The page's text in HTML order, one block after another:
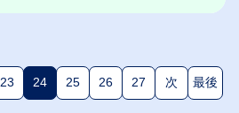
23 24(現在のページ)
25 26 27 次 最後